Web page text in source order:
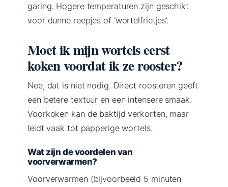
garing. Hogere temperaturen zijn geschikt
voor dunne reepjes of ‘wortelfrietjes’.
Moet ik mijn wortels eerst
koken voordat ik ze rooster?
Nee, dat is niet nodig. Direct roosteren geeft
een betere textuur en een intensere smaak.
Voorkoken kan de baktijd verkorten, maar
leidt vaak tot papperige wortels.
Wat zijn de voordelen van
voorverwarmen?
Voorverwarmen (bijvoorbeeld 5 minuten